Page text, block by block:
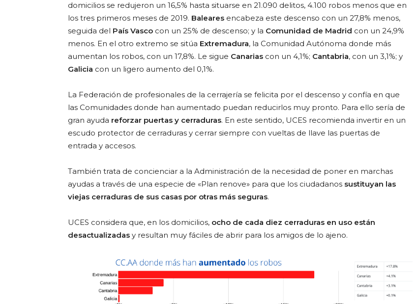
domicilios se redujeron un 16,5% hasta situarse en 21.090 delitos, 4.100 robos menos que en
los tres primeros meses de 2019. Baleares encabeza este descenso con un 27,8% menos,
seguida del País Vasco con un 25% de descenso; y la Comunidad de Madrid con un 24,9%
menos. En el otro extremo se sitúa Extremadura, la Comunidad Autónoma donde más
aumentan los robos, con un 17,8%. Le sigue Canarias con un 4,1%; Cantabria, con un 3,1%; y
Galicia con un ligero aumento del 0,1%.
La Federación de profesionales de la cerrajería se felicita por el descenso y confía en que
las Comunidades donde han aumentado puedan reducirlos muy pronto. Para ello sería de
gran ayuda reforzar puertas y cerraduras. En este sentido, UCES recomienda invertir en un
escudo protector de cerraduras y cerrar siempre con vueltas de llave las puertas de
entrada y accesos.
También trata de concienciar a la Administración de la necesidad de poner en marchas
ayudas a través de una especie de «Plan renove» para que los ciudadanos sustituyan las
viejas cerraduras de sus casas por otras más seguras.
UCES considera que, en los domicilios, ocho de cada diez cerraduras en uso están
desactualizadas y resultan muy fáciles de abrir para los amigos de lo ajeno.